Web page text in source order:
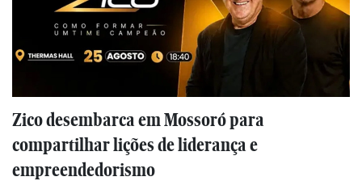
Zico desembarca em Mossoró para
compartilhar lições de liderança e
empreendedorismo